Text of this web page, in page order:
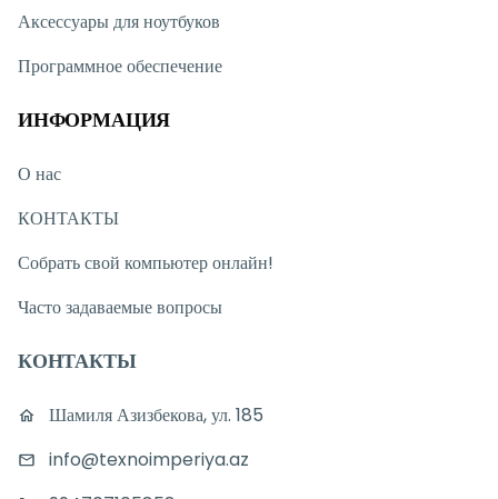
Аксессуары для ноутбуков
Программное обеспечение
ИНФОРМАЦИЯ
О нас
КОНТАКТЫ
Собрать свой компьютер онлайн!
Часто задаваемые вопросы
КОНТАКТЫ
Шамиля Азизбекова, ул. 185
info@texnoimperiya.az